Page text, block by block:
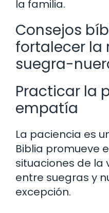
la familia.
Consejos
fortalecer la
suegra-
Practicar la
empatía
La paciencia es
Biblia promueve
situaciones de la
entre suegras y
excepción.